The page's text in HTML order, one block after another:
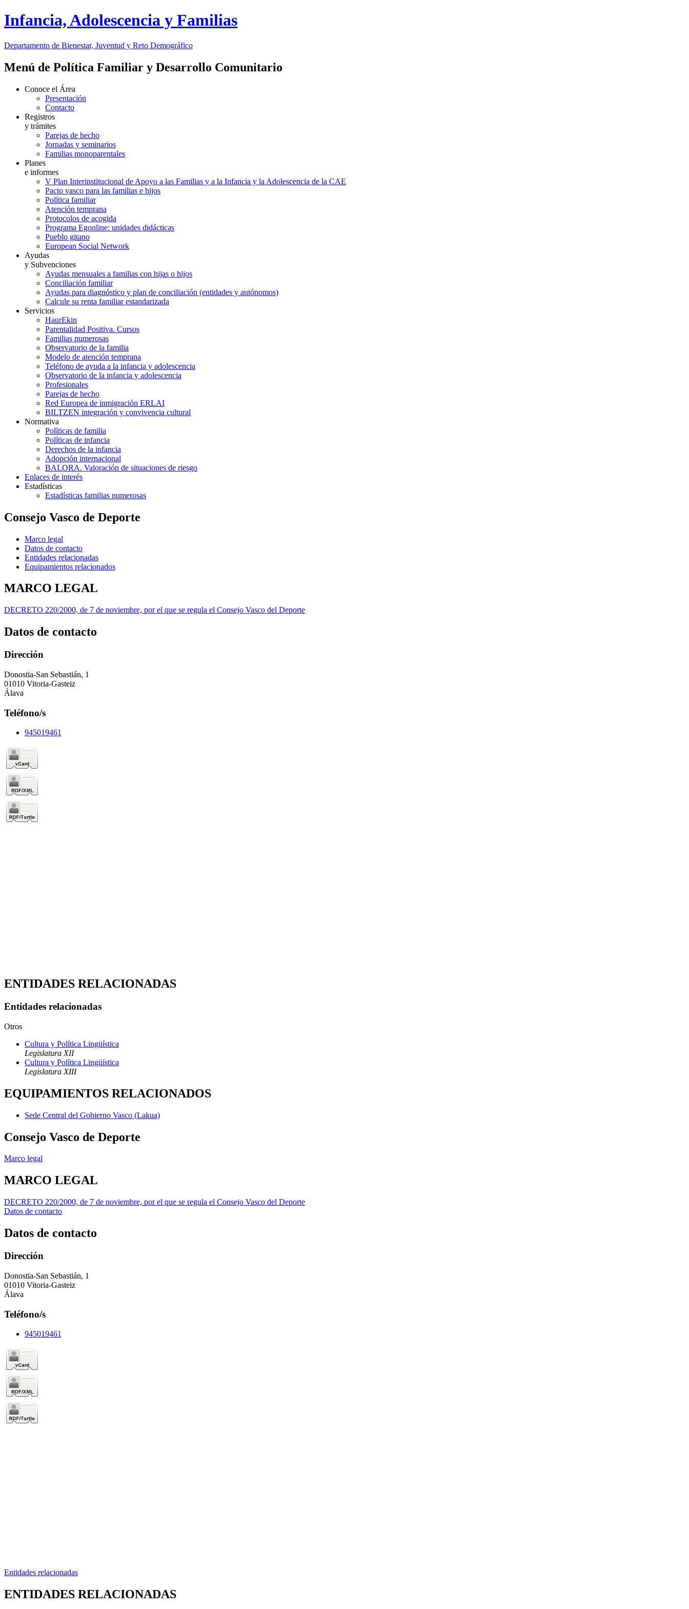
Infancia, Adolescencia y Familias
Departamento de Bienestar, Juventud y Reto Demográfico
Menú de Política Familiar y Desarrollo Comunitario
Conoce el Área
Presentación
Contacto
Registros
y trámites
Parejas de hecho
Jornadas y seminarios
Familias monoparentales
Planes
e informes
V Plan Interinstitucional de Apoyo a las Familias y a la Infancia y la Adolescencia de la CAE
Pacto vasco para las familias e hijos
Política familiar
Atención temprana
Protocolos de acogida
Programa Egonline: unidades didácticas
Pueblo gitano
European Social Network
Ayudas
y Subvenciones
Ayudas mensuales a familias con hijas o hijos
Conciliación familiar
Ayudas para diagnóstico y plan de conciliación (entidades y autónomos)
Calcule su renta familiar estandarizada
Servicios
HaurEkin
Parentalidad Positiva. Cursos
Familias numerosas
Observatorio de la familia
Modelo de atención temprana
Teléfono de ayuda a la infancia y adolescencia
Observatorio de la infancia y adolescencia
Profesionales
Parejas de hecho
Red Europea de inmigración ERLAI
BILTZEN integración y convivencia cultural
Normativa
Políticas de familia
Políticas de infancia
Derechos de la infancia
Adopción internacional
BALORA. Valoración de situaciones de riesgo
Enlaces de interés
Estadísticas
Estadísticas familias numerosas
Consejo Vasco de Deporte
Marco legal
Datos de contacto
Entidades relacionadas
Equipamientos relacionados
MARCO LEGAL
DECRETO 220/2000, de 7 de noviembre, por el que se regula el Consejo Vasco del Deporte
Datos de contacto
Dirección
Donostia-San Sebastián, 1
01010 Vitoria-Gasteiz
Álava
Teléfono/s
945019461
ENTIDADES RELACIONADAS
Entidades relacionadas
Otros
Cultura y Política Lingüística
Legislatura XII
Cultura y Política Lingüística
Legislatura XIII
EQUIPAMIENTOS RELACIONADOS
Sede Central del Gobierno Vasco (Lakua)
Consejo Vasco de Deporte
Marco legal
MARCO LEGAL
DECRETO 220/2000, de 7 de noviembre, por el que se regula el Consejo Vasco del Deporte
Datos de contacto
Datos de contacto
Dirección
Donostia-San Sebastián, 1
01010 Vitoria-Gasteiz
Álava
Teléfono/s
945019461
Entidades relacionadas
ENTIDADES RELACIONADAS